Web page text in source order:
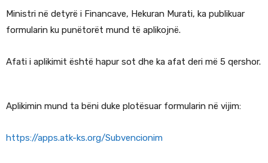
Ministri në detyrë i Financave, Hekuran Murati, ka publikuar
formularin ku punëtorët mund të aplikojnë.
Afati i aplikimit është hapur sot dhe ka afat deri më 5 qershor.
Aplikimin mund ta bëni duke plotësuar formularin në vijim:
https://apps.atk-ks.org/Subvencionim